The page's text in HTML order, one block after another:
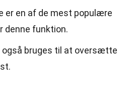
er en af de mest populære
denne funktion.
også bruges til at oversætte